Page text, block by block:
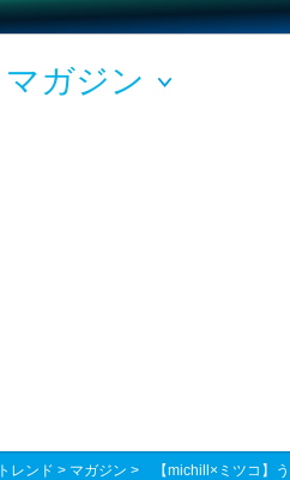
マガジン
トレンド > マガジン > 【michill×ミツコ】